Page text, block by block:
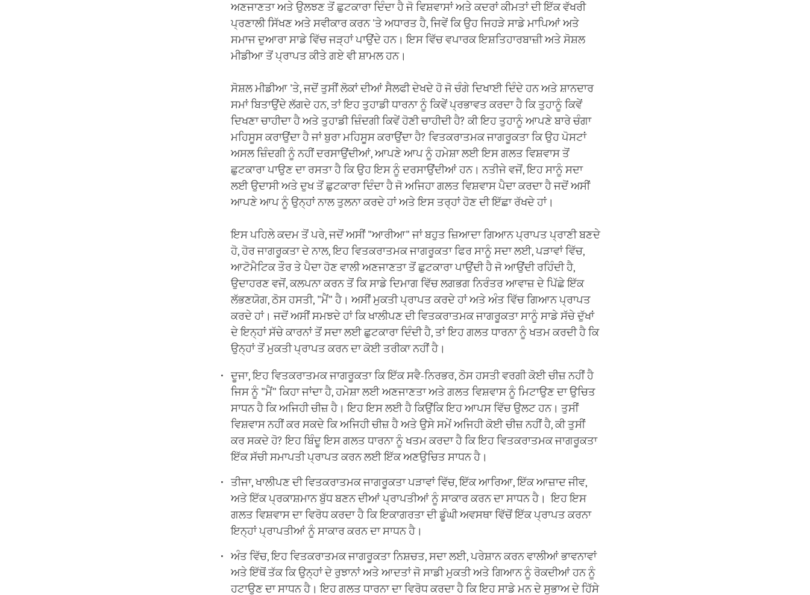
ਅਣਜਾਣਤਾ ਅਤੇ ਉਲਝਣ ਤੋਂ ਛੁਟਕਾਰਾ ਦਿੰਦਾ ਹੈ ਜੋ ਵਿਸ਼ਵਾਸਾਂ ਅਤੇ ਕਦਰਾਂ ਕੀਮਤਾਂ ਦੀ ਇੱਕ ਵੱਖਰੀ
ਪ੍ਰਣਾਲੀ ਸਿੱਖਣ ਅਤੇ ਸਵੀਕਾਰ ਕਰਨ 'ਤੇ ਅਧਾਰਤ ਹੈ, ਜਿਵੇਂ ਕਿ ਉਹ ਜਿਹੜੇ ਸਾਡੇ ਮਾਪਿਆਂ ਅਤੇ
ਸਮਾਜ ਦੁਆਰਾ ਸਾਡੇ ਵਿੱਚ ਜੜ੍ਹਾਂ ਪਾਉਂਦੇ ਹਨ। ਇਸ ਵਿੱਚ ਵਪਾਰਕ ਇਸ਼ਤਿਹਾਰਬਾਜ਼ੀ ਅਤੇ ਸੋਸ਼ਲ
ਮੀਡੀਆ ਤੋਂ ਪ੍ਰਾਪਤ ਕੀਤੇ ਗਏ ਵੀ ਸ਼ਾਮਲ ਹਨ।
ਸੋਸ਼ਲ ਮੀਡੀਆ 'ਤੇ, ਜਦੋਂ ਤੁਸੀਂ ਲੋਕਾਂ ਦੀਆਂ ਸੈਲਫੀ ਦੇਖਦੇ ਹੋ ਜੋ ਚੰਗੇ ਦਿਖਾਈ ਦਿੰਦੇ ਹਨ ਅਤੇ ਸ਼ਾਨਦਾਰ
ਸਮਾਂ ਬਿਤਾਉਂਦੇ ਲੱਗਦੇ ਹਨ, ਤਾਂ ਇਹ ਤੁਹਾਡੀ ਧਾਰਨਾ ਨੂੰ ਕਿਵੇਂ ਪ੍ਰਭਾਵਤ ਕਰਦਾ ਹੈ ਕਿ ਤੁਹਾਨੂੰ ਕਿਵੇਂ
ਦਿਖਣਾ ਚਾਹੀਦਾ ਹੈ ਅਤੇ ਤੁਹਾਡੀ ਜ਼ਿੰਦਗੀ ਕਿਵੇਂ ਹੋਣੀ ਚਾਹੀਦੀ ਹੈ? ਕੀ ਇਹ ਤੁਹਾਨੂੰ ਆਪਣੇ ਬਾਰੇ ਚੰਗਾ
ਮਹਿਸੂਸ ਕਰਾਉਂਦਾ ਹੈ ਜਾਂ ਬੁਰਾ ਮਹਿਸੂਸ ਕਰਾਉਂਦਾ ਹੈ? ਵਿਤਕਰਾਤਮਕ ਜਾਗਰੂਕਤਾ ਕਿ ਉਹ ਪੋਸਟਾਂ
ਅਸਲ ਜ਼ਿੰਦਗੀ ਨੂੰ ਨਹੀਂ ਦਰਸਾਉਂਦੀਆਂ, ਆਪਣੇ ਆਪ ਨੂੰ ਹਮੇਸ਼ਾ ਲਈ ਇਸ ਗਲਤ ਵਿਸ਼ਵਾਸ ਤੋਂ
ਛੁਟਕਾਰਾ ਪਾਉਣ ਦਾ ਰਸਤਾ ਹੈ ਕਿ ਉਹ ਇਸ ਨੂੰ ਦਰਸਾਉਂਦੀਆਂ ਹਨ। ਨਤੀਜੇ ਵਜੋਂ, ਇਹ ਸਾਨੂੰ ਸਦਾ
ਲਈ ਉਦਾਸੀ ਅਤੇ ਦੁਖ ਤੋਂ ਛੁਟਕਾਰਾ ਦਿੰਦਾ ਹੈ ਜੋ ਅਜਿਹਾ ਗਲਤ ਵਿਸ਼ਵਾਸ ਪੈਦਾ ਕਰਦਾ ਹੈ ਜਦੋਂ ਅਸੀਂ
ਆਪਣੇ ਆਪ ਨੂੰ ਉਨ੍ਹਾਂ ਨਾਲ ਤੁਲਨਾ ਕਰਦੇ ਹਾਂ ਅਤੇ ਇਸ ਤਰ੍ਹਾਂ ਹੋਣ ਦੀ ਇੱਛਾ ਰੱਖਦੇ ਹਾਂ।
ਇਸ ਪਹਿਲੇ ਕਦਮ ਤੋਂ ਪਰੇ, ਜਦੋਂ ਅਸੀਂ "ਆਰੀਆ" ਜਾਂ ਬਹੁਤ ਜ਼ਿਆਦਾ ਗਿਆਨ ਪ੍ਰਾਪਤ ਪ੍ਰਾਣੀ ਬਣਦੇ
ਹੋ, ਹੋਰ ਜਾਗਰੂਕਤਾ ਦੇ ਨਾਲ, ਇਹ ਵਿਤਕਰਾਤਮਕ ਜਾਗਰੂਕਤਾ ਫਿਰ ਸਾਨੂੰ ਸਦਾ ਲਈ, ਪੜਾਵਾਂ ਵਿੱਚ,
ਆਟੋਮੈਟਿਕ ਤੌਰ ਤੇ ਪੈਦਾ ਹੋਣ ਵਾਲੀ ਅਣਜਾਣਤਾ ਤੋਂ ਛੁਟਕਾਰਾ ਪਾਉਂਦੀ ਹੈ ਜੋ ਆਉਂਦੀ ਰਹਿੰਦੀ ਹੈ,
ਉਦਾਹਰਣ ਵਜੋਂ, ਕਲਪਨਾ ਕਰਨ ਤੋਂ ਕਿ ਸਾਡੇ ਦਿਮਾਗ ਵਿੱਚ ਲਗਭਗ ਨਿਰੰਤਰ ਆਵਾਜ਼ ਦੇ ਪਿੱਛੇ ਇੱਕ
ਲੱਭਣਯੋਗ, ਠੋਸ ਹਸਤੀ, "ਮੈਂ" ਹੈ। ਅਸੀਂ ਮੁਕਤੀ ਪ੍ਰਾਪਤ ਕਰਦੇ ਹਾਂ ਅਤੇ ਅੰਤ ਵਿੱਚ ਗਿਆਨ ਪ੍ਰਾਪਤ
ਕਰਦੇ ਹਾਂ। ਜਦੋਂ ਅਸੀਂ ਸਮਝਦੇ ਹਾਂ ਕਿ ਖਾਲੀਪਣ ਦੀ ਵਿਤਕਰਾਤਮਕ ਜਾਗਰੂਕਤਾ ਸਾਨੂੰ ਸਾਡੇ ਸੱਚੇ ਦੁੱਖਾਂ
ਦੇ ਇਨ੍ਹਾਂ ਸੱਚੇ ਕਾਰਨਾਂ ਤੋਂ ਸਦਾ ਲਈ ਛੁਟਕਾਰਾ ਦਿੰਦੀ ਹੈ, ਤਾਂ ਇਹ ਗਲਤ ਧਾਰਨਾ ਨੂੰ ਖਤਮ ਕਰਦੀ ਹੈ ਕਿ
ਉਨ੍ਹਾਂ ਤੋਂ ਮੁਕਤੀ ਪ੍ਰਾਪਤ ਕਰਨ ਦਾ ਕੋਈ ਤਰੀਕਾ ਨਹੀਂ ਹੈ।
ਦੂਜਾ, ਇਹ ਵਿਤਕਰਾਤਮਕ ਜਾਗਰੂਕਤਾ ਕਿ ਇੱਕ ਸਵੈ-ਨਿਰਭਰ, ਠੋਸ ਹਸਤੀ ਵਰਗੀ ਕੋਈ ਚੀਜ਼ ਨਹੀਂ ਹੈ
ਜਿਸ ਨੂੰ "ਮੈਂ" ਕਿਹਾ ਜਾਂਦਾ ਹੈ, ਹਮੇਸ਼ਾ ਲਈ ਅਣਜਾਣਤਾ ਅਤੇ ਗਲਤ ਵਿਸ਼ਵਾਸ ਨੂੰ ਮਿਟਾਉਣ ਦਾ ਉਚਿਤ
ਸਾਧਨ ਹੈ ਕਿ ਅਜਿਹੀ ਚੀਜ਼ ਹੈ। ਇਹ ਇਸ ਲਈ ਹੈ ਕਿਉਂਕਿ ਇਹ ਆਪਸ ਵਿੱਚ ਉਲਟ ਹਨ। ਤੁਸੀਂ
ਵਿਸ਼ਵਾਸ ਨਹੀਂ ਕਰ ਸਕਦੇ ਕਿ ਅਜਿਹੀ ਚੀਜ਼ ਹੈ ਅਤੇ ਉਸੇ ਸਮੇਂ ਅਜਿਹੀ ਕੋਈ ਚੀਜ਼ ਨਹੀਂ ਹੈ, ਕੀ ਤੁਸੀਂ
ਕਰ ਸਕਦੇ ਹੋ? ਇਹ ਬਿੰਦੂ ਇਸ ਗਲਤ ਧਾਰਨਾ ਨੂੰ ਖਤਮ ਕਰਦਾ ਹੈ ਕਿ ਇਹ ਵਿਤਕਰਾਤਮਕ ਜਾਗਰੂਕਤਾ
ਇੱਕ ਸੱਚੀ ਸਮਾਪਤੀ ਪ੍ਰਾਪਤ ਕਰਨ ਲਈ ਇੱਕ ਅਣਉਚਿਤ ਸਾਧਨ ਹੈ।
ਤੀਜਾ, ਖਾਲੀਪਣ ਦੀ ਵਿਤਕਰਾਤਮਕ ਜਾਗਰੂਕਤਾ ਪੜਾਵਾਂ ਵਿੱਚ, ਇੱਕ ਆਰਿਆ, ਇੱਕ ਆਜ਼ਾਦ ਜੀਵ,
ਅਤੇ ਇੱਕ ਪ੍ਰਕਾਸ਼ਮਾਨ ਬੁੱਧ ਬਣਨ ਦੀਆਂ ਪ੍ਰਾਪਤੀਆਂ ਨੂੰ ਸਾਕਾਰ ਕਰਨ ਦਾ ਸਾਧਨ ਹੈ। ਇਹ ਇਸ
ਗਲਤ ਵਿਸ਼ਵਾਸ ਦਾ ਵਿਰੋਧ ਕਰਦਾ ਹੈ ਕਿ ਇਕਾਗਰਤਾ ਦੀ ਡੂੰਘੀ ਅਵਸਥਾ ਵਿੱਚੋਂ ਇੱਕ ਪ੍ਰਾਪਤ ਕਰਨਾ
ਇਨ੍ਹਾਂ ਪ੍ਰਾਪਤੀਆਂ ਨੂੰ ਸਾਕਾਰ ਕਰਨ ਦਾ ਸਾਧਨ ਹੈ।
ਅੰਤ ਵਿੱਚ, ਇਹ ਵਿਤਕਰਾਤਮਕ ਜਾਗਰੂਕਤਾ ਨਿਸ਼ਚਤ, ਸਦਾ ਲਈ, ਪਰੇਸ਼ਾਨ ਕਰਨ ਵਾਲੀਆਂ ਭਾਵਨਾਵਾਂ
ਅਤੇ ਇੱਥੋਂ ਤੱਕ ਕਿ ਉਨ੍ਹਾਂ ਦੇ ਰੁਝਾਨਾਂ ਅਤੇ ਆਦਤਾਂ ਜੋ ਸਾਡੀ ਮੁਕਤੀ ਅਤੇ ਗਿਆਨ ਨੂੰ ਰੋਕਦੀਆਂ ਹਨ ਨੂੰ
ਹਟਾਉਣ ਦਾ ਸਾਧਨ ਹੈ। ਇਹ ਗਲਤ ਧਾਰਨਾ ਦਾ ਵਿਰੋਧ ਕਰਦਾ ਹੈ ਕਿ ਇਹ ਸਾਡੇ ਮਨ ਦੇ ਸੁਭਾਅ ਦੇ ਹਿੱਸੇ